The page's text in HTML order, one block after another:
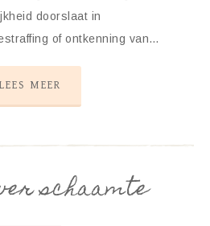
doorslaat in
of ontkenning van…
LEES MEER
schaamte